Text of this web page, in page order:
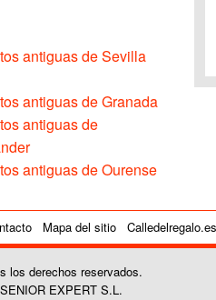
antiguas de Sevilla
antiguas de Granada
antiguas de
antiguas de Ourense
Mapa del sitio Calledelregalo.es
los derechos reservados.
EXPERT S.L.